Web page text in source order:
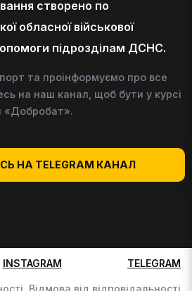
створено по
обласної військової
підрозділам ДСНС.
та проінформуємо про все
на наш канал, щоб бути у курсі
«Добробат».
НА TELEGRAM КАНАЛ
INSTAGRAM TELEGRAM
Відмова від відповідальності